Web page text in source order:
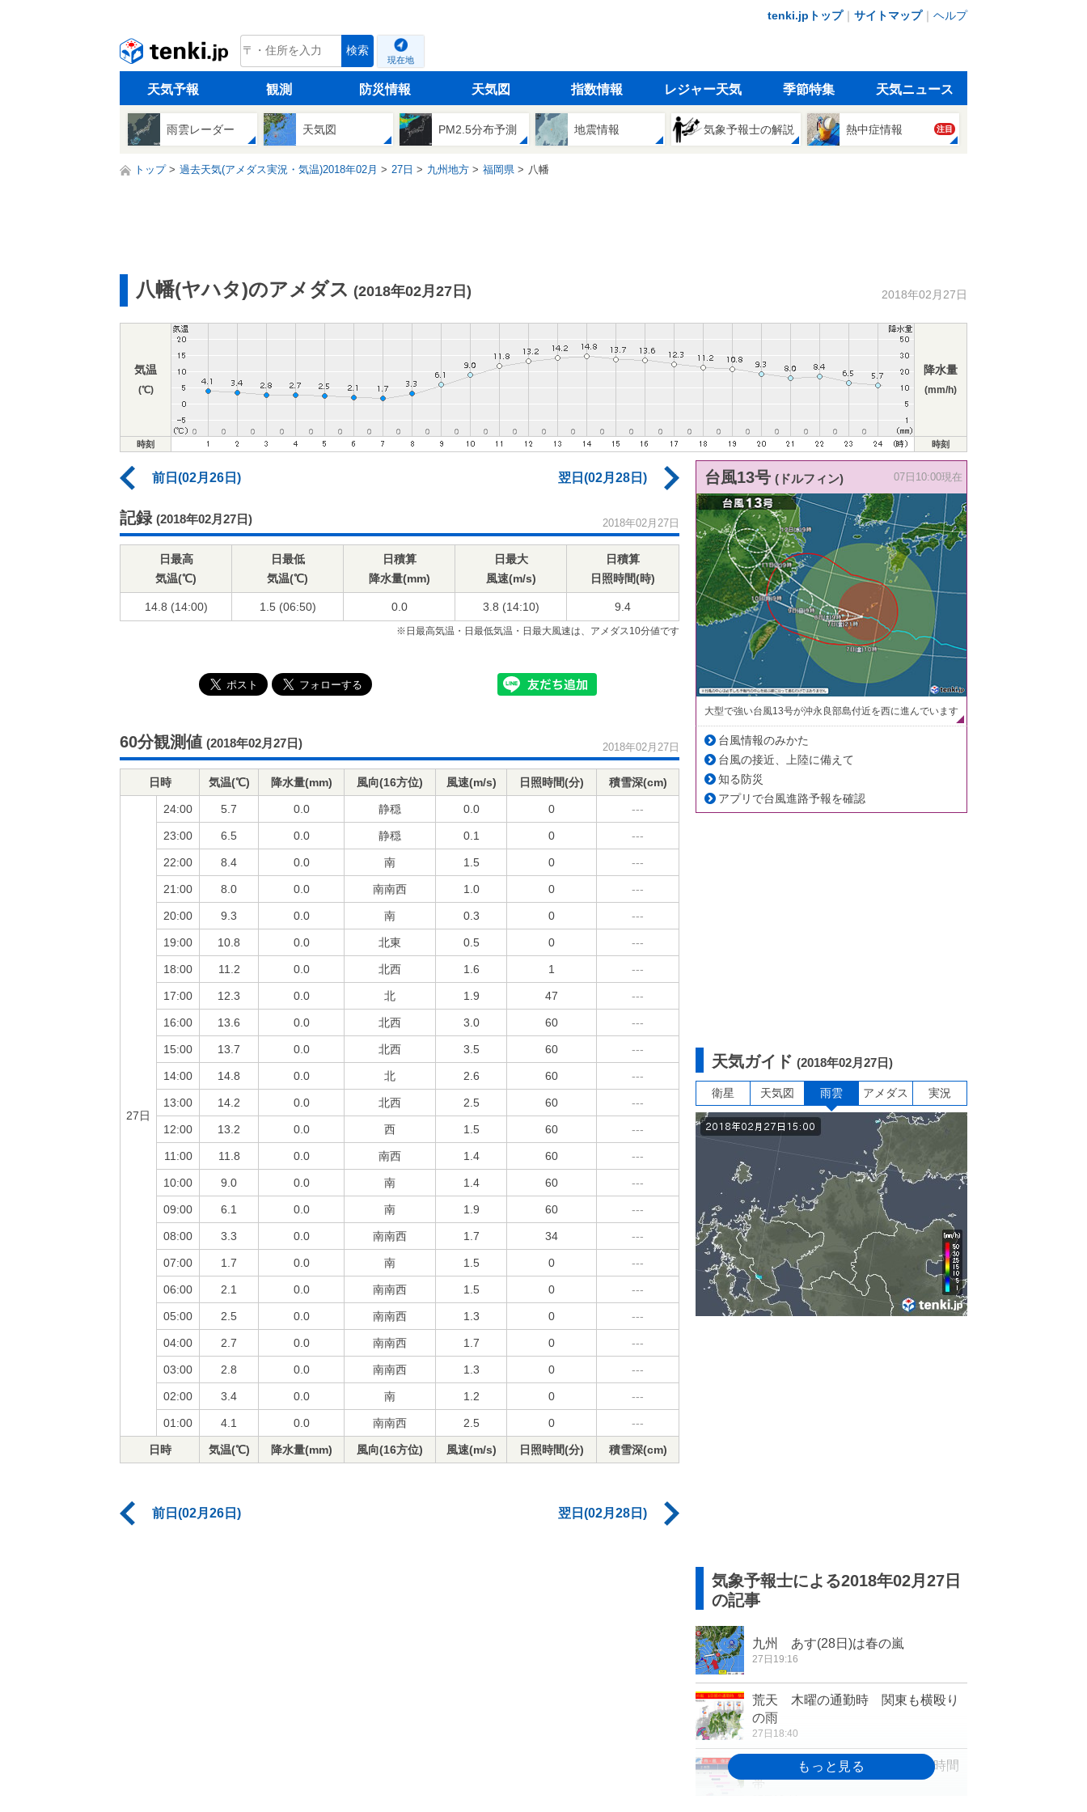
tenki.jpトップ｜ サイトマップ｜ ヘルプ
tenki.jp 検索
現在地
天気予報 観測 防災情報 天気図 指数情報 レジャー天気 季節特集 天気ニュース
雨雲レーダー 天気図 PM2.5分布予測 地震情報 気象予報士の解説 熱中症情報 注目
トップ 過去天気(アメダス実況・気温)2018年02月 27日 九州地方 福岡県 八幡
八幡(ヤハタ)のアメダス (2018年02月27日) 2018年02月27日
気温
(℃)
降水量
(mm/h)
時刻 時刻
前日(02月26日) 翌日(02月28日)
記録 (2018年02月27日) 2018年02月27日
日最高
気温(℃)
日最低
気温(℃)
日積算
降水量(mm)
日最大
風速(m/s)
日積算
日照時間(時)
14.8 (14:00) 1.5 (06:50) 0.0 3.8 (14:10) 9.4
※日最高気温・日最低気温・日最大風速は、アメダス10分値です
60分観測値 (2018年02月27日) 2018年02月27日
日時 気温(℃) 降水量(mm) 風向(16方位) 風速(m/s) 日照時間(分) 積雪深(cm)
27日
24:00 5.7 0.0 静穏 0.0 0 ---
23:00 6.5 0.0 静穏 0.1 0 ---
22:00 8.4 0.0 南 1.5 0 ---
21:00 8.0 0.0 南南西 1.0 0 ---
20:00 9.3 0.0 南 0.3 0 ---
19:00 10.8 0.0 北東 0.5 0 ---
18:00 11.2 0.0 北西 1.6 1 ---
17:00 12.3 0.0 北 1.9 47 ---
16:00 13.6 0.0 北西 3.0 60 ---
15:00 13.7 0.0 北西 3.5 60 ---
14:00 14.8 0.0 北 2.6 60 ---
13:00 14.2 0.0 北西 2.5 60 ---
12:00 13.2 0.0 西 1.5 60 ---
11:00 11.8 0.0 南西 1.4 60 ---
10:00 9.0 0.0 南 1.4 60 ---
09:00 6.1 0.0 南 1.9 60 ---
08:00 3.3 0.0 南南西 1.7 34 ---
07:00 1.7 0.0 南 1.5 0 ---
06:00 2.1 0.0 南南西 1.5 0 ---
05:00 2.5 0.0 南南西 1.3 0 ---
04:00 2.7 0.0 南南西 1.7 0 ---
03:00 2.8 0.0 南南西 1.3 0 ---
02:00 3.4 0.0 南 1.2 0 ---
01:00 4.1 0.0 南南西 2.5 0 ---
日時 気温(℃) 降水量(mm) 風向(16方位) 風速(m/s) 日照時間(分) 積雪深(cm)
前日(02月26日) 翌日(02月28日)
台風13号 (ドルフィン) 07日10:00現在
大型で強い台風13号が沖永良部島付近を西に進んでいます
台風情報のみかた
台風の接近、上陸に備えて
知る防災
アプリで台風進路予報を確認
天気ガイド (2018年02月27日)
衛星 天気図 雨雲 アメダス 実況
気象予報士による2018年02月27日
の記事
九州 あす(28日)は春の嵐
27日19:16
荒天 木曜の通勤時 関東も横殴り
の雨
27日18:40
全国で春の嵐 雨と風 強まる時間
帯